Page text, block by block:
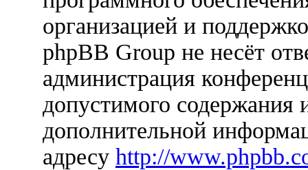
организацией и
phpBB Group не несёт
администрация
допустимого содержания
дополнительной
адресу http://